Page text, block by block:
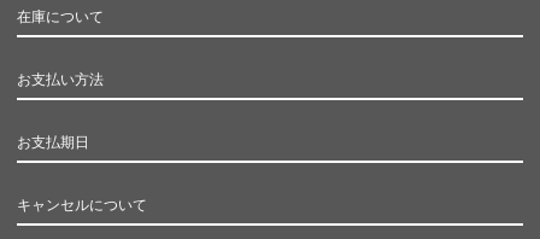
在庫について
お支払い方法
お支払期日
キャンセルについて